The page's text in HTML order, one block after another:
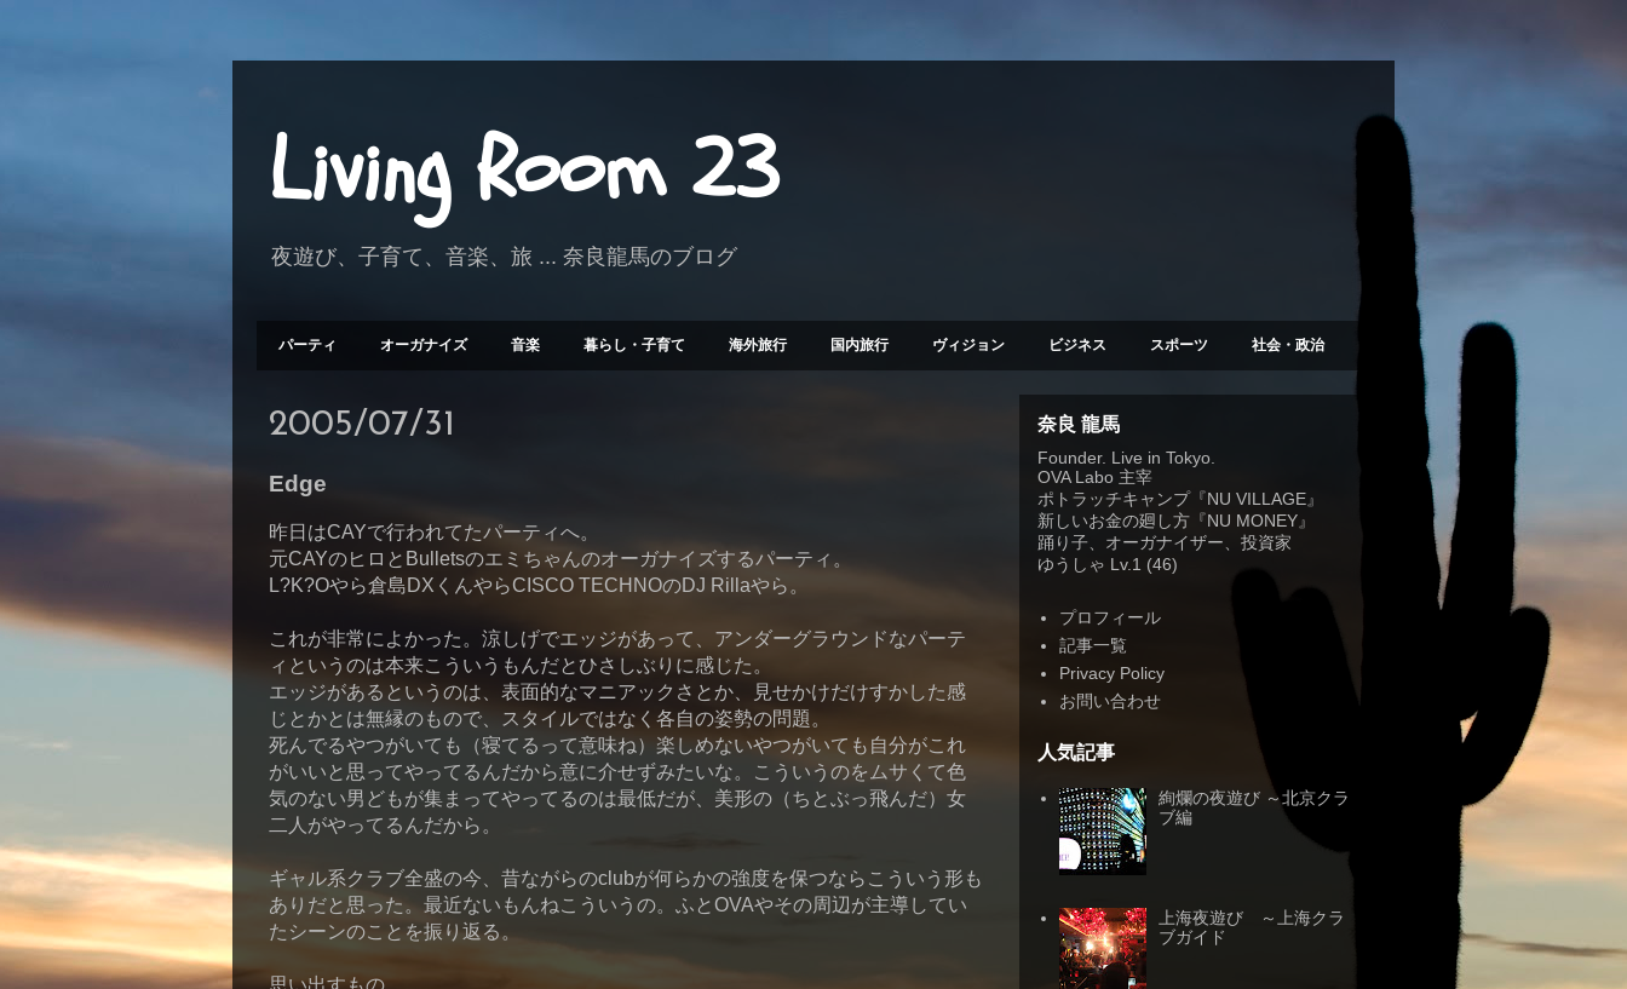
Living Room 23
夜遊び、子育て、音楽、旅 ... 奈良龍馬のブログ
パーティ オーガナイズ 音楽 暮らし・子育て 海外旅行 国内旅行 ヴィジョン ビジネス スポーツ 社会・政治
2005/07/31
Edge
昨日はCAYで行われてたパーティへ。
元CAYのヒロとBulletsのエミちゃんのオーガナイズするパーティ。
L?K?Oやら倉島DXくんやらCISCO TECHNOのDJ Rillaやら。
これが非常によかった。涼しげでエッジがあって、アンダーグラウンドなパーテ
ィというのは本来こういうもんだとひさしぶりに感じた。
エッジがあるというのは、表面的なマニアックさとか、見せかけだけすかした感
じとかとは無縁のもので、スタイルではなく各自の姿勢の問題。
死んでるやつがいても（寝てるって意味ね）楽しめないやつがいても自分がこれ
がいいと思ってやってるんだから意に介せずみたいな。こういうのをムサくて色
気のない男どもが集まってやってるのは最低だが、美形の（ちとぶっ飛んだ）女
二人がやってるんだから。
ギャル系クラブ全盛の今、昔ながらのclubが何らかの強度を保つならこういう形も
ありだと思った。最近ないもんねこういうの。ふとOVAやその周辺が主導してい
たシーンのことを振り返る。
思い出すもの、、、
奈良 龍馬
Founder. Live in Tokyo.
OVA Labo 主宰
ポトラッチキャンプ『NU VILLAGE』
新しいお金の廻し方『NU MONEY』
踊り子、オーガナイザー、投資家
ゆうしゃ Lv.1 (46)
プロフィール
記事一覧
Privacy Policy
お問い合わせ
人気記事
絢爛の夜遊び ～北京クラ
ブ編
上海夜遊び ～上海クラ
ブガイド